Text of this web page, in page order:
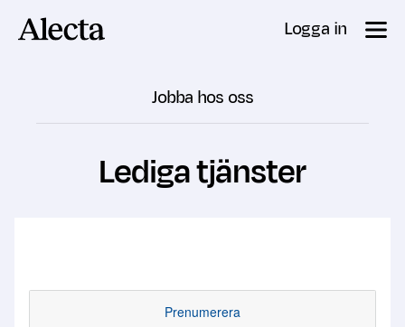
Logga in
Jobba hos oss
Lediga tjänster